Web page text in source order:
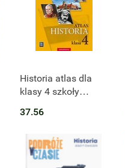
Historia atlas dla
klasy 4 szkoły
178101
37.56